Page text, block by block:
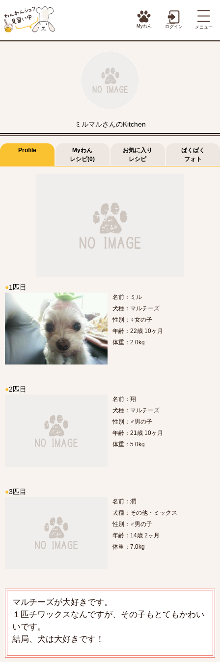
Myわん ログイン メニュー
ミルマルさんのKitchen
Profile
Myわん
レシピ(0)
お気に入り
レシピ
ばくばく
フォト
●1匹目
名前：ミル
犬種：マルチーズ
性別：♀女の子
年齢：22歳 10ヶ月
体重：2.0kg
●2匹目
名前：翔
犬種：マルチーズ
性別：♂男の子
年齢：21歳 10ヶ月
体重：5.0kg
●3匹目
名前：潤
犬種：その他・ミックス
性別：♂男の子
年齢：14歳 2ヶ月
体重：7.0kg
マルチーズが大好きです。
１匹チワックスなんですが、その子もとてもかわい
いです。
結局、犬は大好きです！